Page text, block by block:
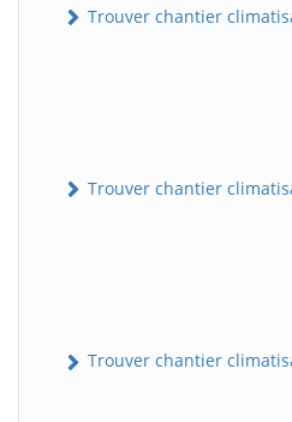
Trouver chantier
Trouver chantier
Trouver chantier